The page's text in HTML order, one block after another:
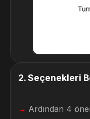
2.Seçenekleri
Ardından 4